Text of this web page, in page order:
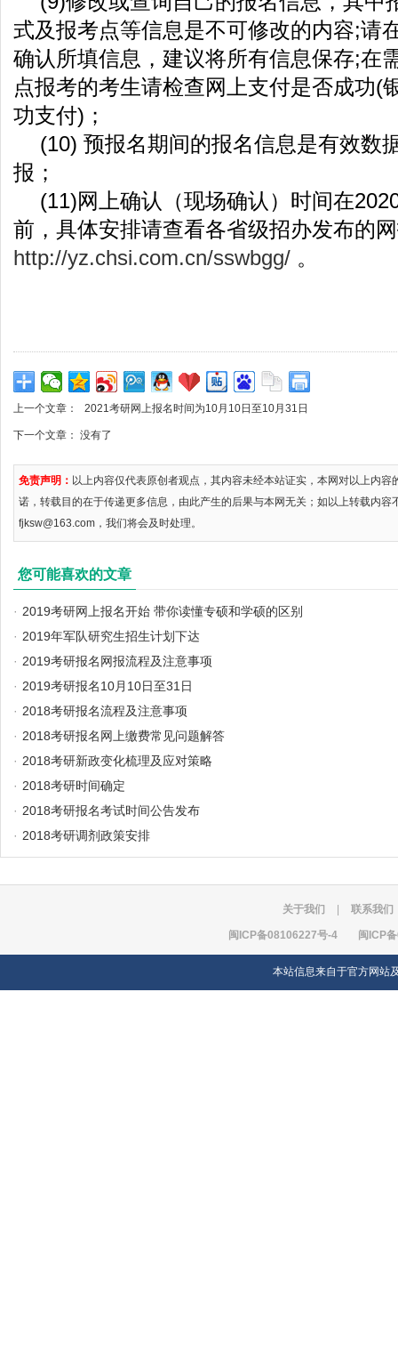
式及报考点等信息是不可修改的内容;请
确认所填信息，建议将所有信息保存;在
点报考的考生请检查网上支付是否成功(
功支付)；
(10) 预报名期间的报名信息是有效数
报；
(11)网上确认（现场确认）时间在
前，具体安排请查看各省级招办发布的
http://yz.chsi.com.cn/sswbgg/ 。
上一个文章： 2021考研网上报名时间为10月10日至10月31日
下一个文章： 没有了
免责声明： 以上内容仅代表原创者观点，其内容未经本站证实，本网对以上内
诺，转载目的在于传递更多信息，由此产生的后果与本网无关；如以上转载内容
fjksw@163.com，我们将会及时处理。
您可能喜欢的文章
· 2019考研网上报名开始 带你读懂专硕和学硕的区别
· 2019年军队研究生招生计划下达
· 2019考研报名网报流程及注意事项
· 2019考研报名10月10日至31日
· 2018考研报名流程及注意事项
· 2018考研报名网上缴费常见问题解答
· 2018考研新政变化梳理及应对策略
· 2018考研时间确定
· 2018考研报名考试时间公告发布
· 2018考研调剂政策安排
关于我们 联系我们
闽ICP备08106227号-4 闽ICP
本站信息来自于官方网站